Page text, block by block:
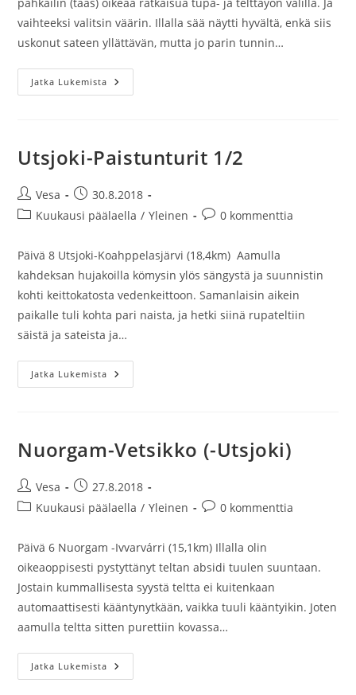
vaihteeksi valitsin väärin. Illalla sää näytti hyvältä, enkä siis
uskonut sateen yllättävän, mutta jo parin tunnin…
Jatka Lukemista Utsjoki-
Paistunturit
Utsjoki-Paistunturit 1/2
Artikkelin
kirjoittaja:
Vesa
Artikkeli
julkaistu:
30.8.2018
Artikkelin
Kuukausi päälaella / Yleinen
Artikkelin
0 kommenttia
Päivä 8 Utsjoki-Koahppelasjärvi (18,4km) Aamulla
kahdeksan hujakoilla kömysin ylös sängystä ja suunnistin
kohti keittokatosta vedenkeittoon. Samanlaisin aikein
paikalle tuli kohta pari naista, ja hetki siinä rupateltiin
säistä ja sateista ja…
Jatka Lukemista Utsjoki-
Paistunturit
Nuorgam-Vetsikko (-Utsjoki)
Artikkelin
kirjoittaja:
Vesa
Artikkeli
julkaistu:
27.8.2018
Artikkelin
Kuukausi päälaella / Yleinen
Artikkelin
0 kommenttia
Päivä 6 Nuorgam -Ivvarvárri (15,1km) Illalla olin
oikeaoppisesti pystyttänyt teltan absidi tuulen suuntaan.
Jostain kummallisesta syystä teltta ei kuitenkaan
automaattisesti kääntynytkään, vaikka tuuli kääntyikin. Joten
aamulla teltta sitten purettiin kovassa…
Jatka Lukemista Nuorgam-
Vetsikko